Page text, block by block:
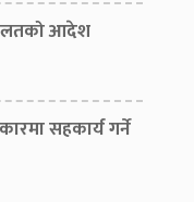
आदेश
सहकार्य गर्ने